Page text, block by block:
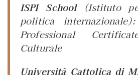
ISPI School(Istituto
politica internazionale):
Professional
Culturale
Università Cattolica di